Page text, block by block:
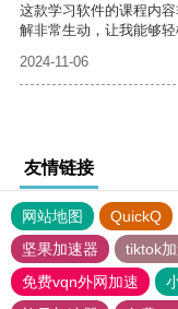
这款学习软件的课程内
解非常生动，让我能够轻
2024-11-06
友情链接
网站地图 QuickQ
坚果加速器
tiktok
免费vqn外网加速